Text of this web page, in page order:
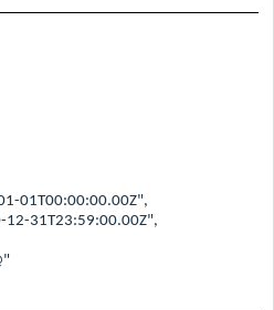
01T00:00:00.00Z",
31T23:59:00.00Z",